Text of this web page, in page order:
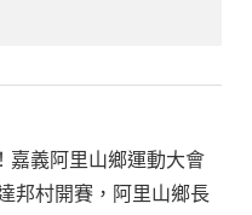
嘉義阿里山鄉運動大會
邦村開賽，阿里山鄉長